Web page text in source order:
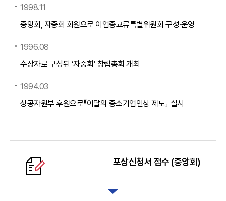
1998.11
중앙회, 자중회 회원으로 이업종교류특별위원회 구성·운영
1996.08
수상자로 구성된 ‘자중회’ 창립총회 개최
1994.03
상공자원부 후원으로『이달의 중소기업인상 제도』 실시
포상신청서 접수 (중앙회)